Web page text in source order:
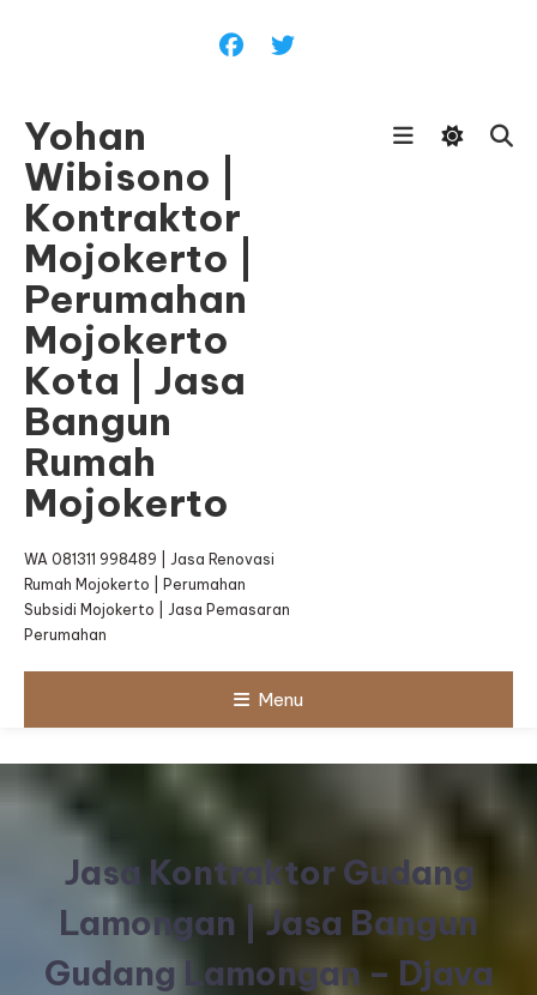
Yohan
Wibisono |
Kontraktor
Mojokerto |
Perumahan
Mojokerto
Kota | Jasa
Bangun
Rumah
Mojokerto
WA 081311 998489 | Jasa Renovasi
Rumah Mojokerto | Perumahan
Subsidi Mojokerto | Jasa Pemasaran
Perumahan
Menu
Jasa Kontraktor Gudang
Lamongan | Jasa Bangun
Gudang Lamongan – Djava